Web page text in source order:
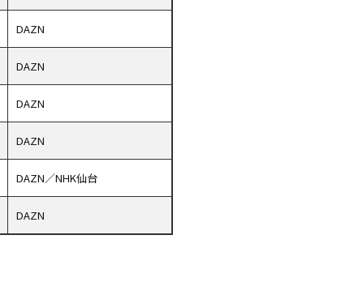
DAZN
DAZN
DAZN
DAZN
DAZN／NHK仙台
DAZN